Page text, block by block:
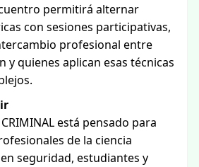
permitirá alternar
con sesiones participativas,
profesional entre
y quienes aplican esas técnicas
CRIMINAL está pensado para
de la ciencia
seguridad, estudiantes y